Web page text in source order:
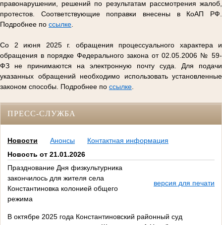
правонарушении, решений по результатам рассмотрения жалоб,
протестов. Соответствующие поправки внесены в КоАП РФ.
Подробнее по ссылке
Со 2 июня 2025 г. обращения процессуального характера и
обращения в порядке Федерального закона от 02.05.2006 № 59-
ФЗ не принимаются на электронную почту суда. Для подачи
указанных обращений необходимо использовать установленные
законом способы. Подробнее по ссылке
ПРЕСС-СЛУЖБА
Новости Анонсы
Контактная информация
Новость от 21.01.2026
Празднование Дня физкультурника
закончилось для жителя села
Константиновка колонией общего
режима
версия для печати
В октябре 2025 года Константиновский районный суд